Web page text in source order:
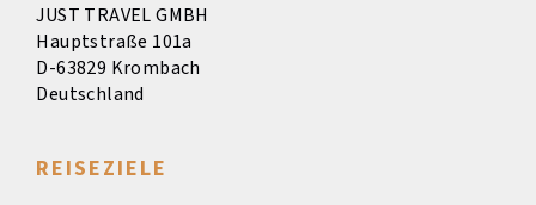
JUST TRAVEL GMBH
Hauptstraße 101a
D-63829 Krombach
Deutschland
REISEZIELE